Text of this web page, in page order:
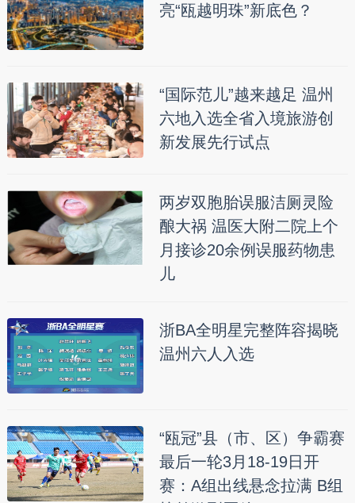
亮“瓯越明珠”新底色？
“国际范儿”越来越足 温州
六地入选全省入境旅游创
新发展先行试点
两岁双胞胎误服洁厕灵险
酿大祸 温医大附二院上个
月接诊20余例误服药物患
儿
浙BA全明星完整阵容揭晓
温州六人入选
“瓯冠”县（市、区）争霸赛
最后一轮3月18-19日开
赛：A组出线悬念拉满 B组